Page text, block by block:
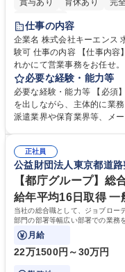
賞与あり
育休あり 完
土日祝休み
仕事の内容
企業名 株式会社キーエンス 求人名 【大阪・京都・滋賀】営業事務 ※未経
験可 仕事の内容 【仕事内容】大阪営業所、京都営業所、滋賀営業所いず
れかにて営業事務をお任せ
の作成・カタログ送付・来
善をお任せ。 【教育制度】ご入社後、育成担当とペアになりながらOJTに
て業務を覚えていただくこ
れているため、スムーズに
常に改善を目指す風土のた
募集職種 【大阪・京都・滋
必要な経験・能力等
必要な経験・能力等 【必須
を出しながら、主体的に業
派遣業界や保育業界等、メ
により、キーエンスの付加
えて、お客様や社員の状況
待され。組織を支えるスペ
社員から頼られる存在にな
務の持ち帰りも禁止されてお
歴・資格 学歴：大学院 大学
正社員
公益財団法人東京都道
【都庁グループ】総
給年平均16日取得 一
当社の総合職として、ジョブロー
部門の部署等幅広い部署での業務
ております！ ※下記業務詳細
月給
22万1500円～30万円